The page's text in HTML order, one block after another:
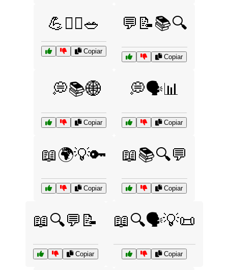
💪🏋️‍♂️🥗
Copiar
💬📝📚🔍
Copiar
💭📚🌐
Copiar
💭🗣️📊
Copiar
📖🌍💡🔑
Copiar
📖📚🔍💬
Copiar
📖🔍💬📝
Copiar
📖🔍🗣️💡📜
Copiar